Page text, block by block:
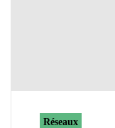
Réseaux